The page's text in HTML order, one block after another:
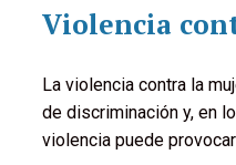
Violencia
La violencia contra la
de discriminación y, en
violencia puede